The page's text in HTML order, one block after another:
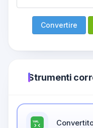
Convertire
Strumenti